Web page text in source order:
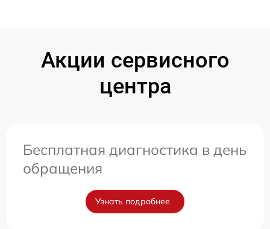
Акции сервисного
центра
Бесплатная диагностика в день
обращения
Узнать подробнее